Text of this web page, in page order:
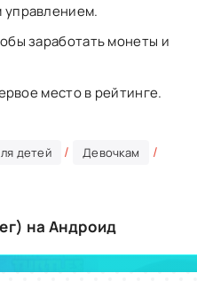
управлением.
заработать монеты и
место в рейтинге.
детей / Девочкам /
на Андроид